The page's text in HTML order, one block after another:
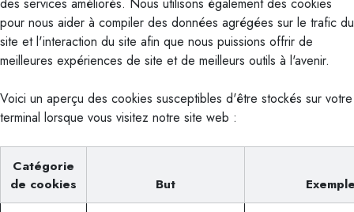
pour nous aider à compiler des données agrégées sur le trafic du
site et l'interaction du site afin que nous puissions offrir de
meilleures expériences de site et de meilleurs outils à l'avenir.
Voici un aperçu des cookies susceptibles d'être stockés sur votre
terminal lorsque vous visitez notre site web :
Catégorie
de cookies
But